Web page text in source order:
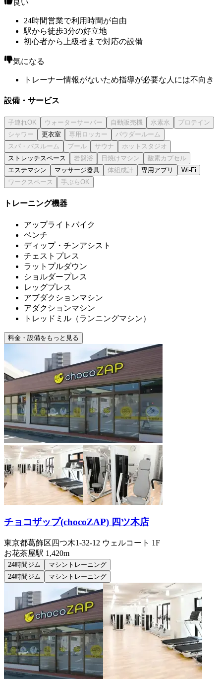
良い
24時間営業で利用時間が自由
駅から徒歩3分の好立地
初心者から上級者まで対応の設備
気になる
トレーナー情報がないため指導が必要な人には不向き
設備・サービス
更衣室
ストレッチスペース
エステマシン
マッサージ器具 専用アプリ Wi-Fi
トレーニング機器
アップライトバイク
ベンチ
ディップ・チンアシスト
チェストプレス
ラットプルダウン
ショルダープレス
レッグプレス
アブダクションマシン
アダクションマシン
トレッドミル（ランニングマシン）
料金・設備をもっと見る
チョコザップ(chocoZAP) 四ツ木店
東京都葛飾区四つ木1-32-12 ウェルコート 1F
お花茶屋駅 1,420m
24時間ジム
マシントレーニング
24時間ジム
マシントレーニング